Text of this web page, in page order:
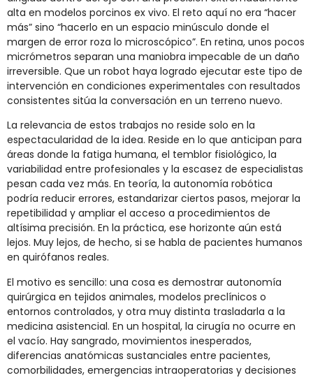
alta en modelos porcinos ex vivo. El reto aquí no era “hacer
más” sino “hacerlo en un espacio minúsculo donde el
margen de error roza lo microscópico”. En retina, unos pocos
micrómetros separan una maniobra impecable de un daño
irreversible. Que un robot haya logrado ejecutar este tipo de
intervención en condiciones experimentales con resultados
consistentes sitúa la conversación en un terreno nuevo.
La relevancia de estos trabajos no reside solo en la
espectacularidad de la idea. Reside en lo que anticipan para
áreas donde la fatiga humana, el temblor fisiológico, la
variabilidad entre profesionales y la escasez de especialistas
pesan cada vez más. En teoría, la autonomía robótica
podría reducir errores, estandarizar ciertos pasos, mejorar la
repetibilidad y ampliar el acceso a procedimientos de
altísima precisión. En la práctica, ese horizonte aún está
lejos. Muy lejos, de hecho, si se habla de pacientes humanos
en quirófanos reales.
El motivo es sencillo: una cosa es demostrar autonomía
quirúrgica en tejidos animales, modelos preclínicos o
entornos controlados, y otra muy distinta trasladarla a la
medicina asistencial. En un hospital, la cirugía no ocurre en
el vacío. Hay sangrado, movimientos inesperados,
diferencias anatómicas sustanciales entre pacientes,
comorbilidades, emergencias intraoperatorias y decisiones